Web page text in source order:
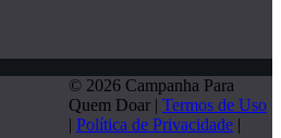
© 2026 Campanha Para
Quem Doar | Termos de Uso
| Política de Privacidade |